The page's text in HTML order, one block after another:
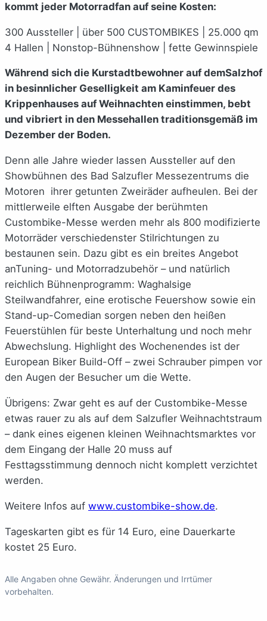
kommt jeder Motorradfan auf seine Kosten:
300 Aussteller | über 500 CUSTOMBIKES | 25.000 qm
4 Hallen | Nonstop-Bühnenshow | fette Gewinnspiele
Während sich die Kurstadtbewohner auf demSalzhof
in besinnlicher Geselligkeit am Kaminfeuer des
Krippenhauses auf Weihnachten einstimmen, bebt
und vibriert in den Messehallen traditionsgemäß im
Dezember der Boden.
Denn alle Jahre wieder lassen Aussteller auf den
Showbühnen des Bad Salzufler Messezentrums die
Motoren ihrer getunten Zweiräder aufheulen. Bei der
mittlerweile elften Ausgabe der berühmten
Custombike-Messe werden mehr als 800 modifizierte
Motorräder verschiedenster Stilrichtungen zu
bestaunen sein. Dazu gibt es ein breites Angebot
anTuning- und Motorradzubehör – und natürlich
reichlich Bühnenprogramm: Waghalsige
Steilwandfahrer, eine erotische Feuershow sowie ein
Stand-up-Comedian sorgen neben den heißen
Feuerstühlen für beste Unterhaltung und noch mehr
Abwechslung. Highlight des Wochenendes ist der
European Biker Build-Off – zwei Schrauber pimpen vor
den Augen der Besucher um die Wette.
Übrigens: Zwar geht es auf der Custombike-Messe
etwas rauer zu als auf dem Salzufler Weihnachtstraum
– dank eines eigenen kleinen Weihnachtsmarktes vor
dem Eingang der Halle 20 muss auf
Festtagsstimmung dennoch nicht komplett verzichtet
werden.
Weitere Infos auf www.custombike-show.de.
Tageskarten gibt es für 14 Euro, eine Dauerkarte
kostet 25 Euro.
Alle Angaben ohne Gewähr. Änderungen und Irrtümer
vorbehalten.